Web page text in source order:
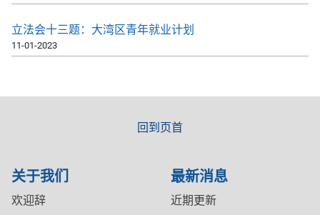
立法会十三题：大湾区青年就业计划
11-01-2023
回到页首
关于我们
欢迎辞
最新消息
近期更新